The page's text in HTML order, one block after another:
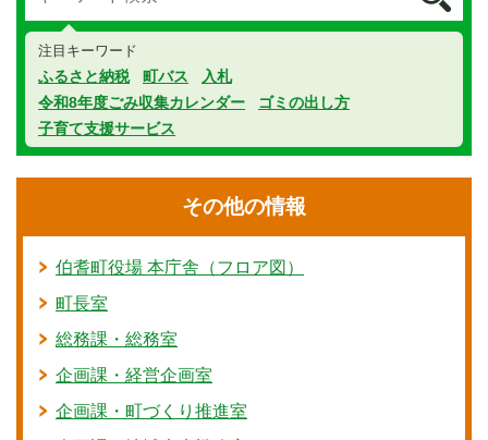
注目キーワード
ふるさと納税 町バス
入札
令和8年度ごみ収集カレンダー
ゴミの出し方
子育て支援サービス
その他の情報
伯耆町役場 本庁舎（フロア図）
町長室
総務課・総務室
企画課・経営企画室
企画課・町づくり推進室